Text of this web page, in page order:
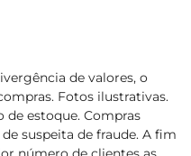
de valores, o
Fotos ilustrativas.
de estoque. Compras
suspeita de fraude. A fim